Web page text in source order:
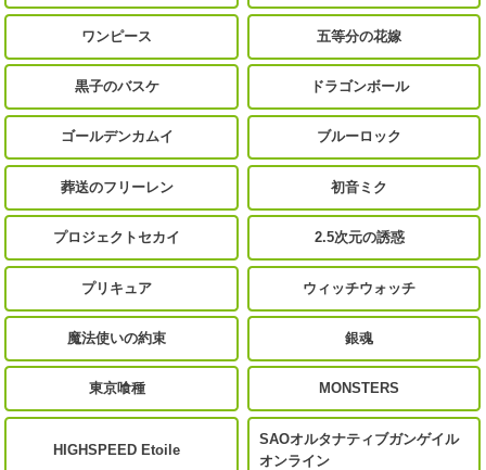
ワンピース 五等分の花嫁
黒子のバスケ ドラゴンボール
ゴールデンカムイ ブルーロック
葬送のフリーレン 初音ミク
プロジェクトセカイ 2.5次元の誘惑
プリキュア ウィッチウォッチ
魔法使いの約束 銀魂
東京喰種 MONSTERS
HIGHSPEED Etoile
SAOオルタナティブガンゲイル
オンライン